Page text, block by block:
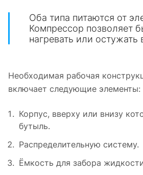
Оба типа питаются от
Компрессор позволяет
нагревать или остужать
Необходимая рабочая
включает следующие элементы:
Корпус, вверху или внизу
бутыль.
Распределительную систему.
Ёмкость для забора